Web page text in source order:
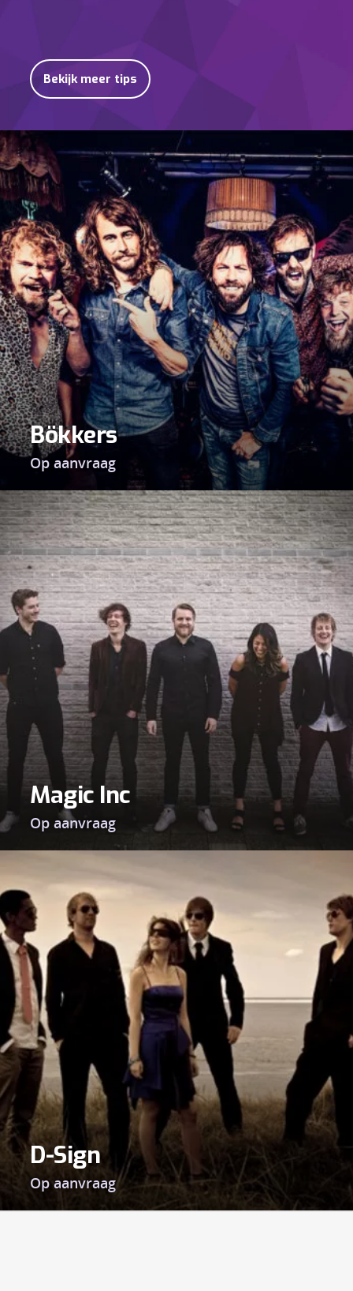
Bekijk meer tips
Bökkers
Op aanvraag
Magic Inc
Op aanvraag
D-Sign
Op aanvraag